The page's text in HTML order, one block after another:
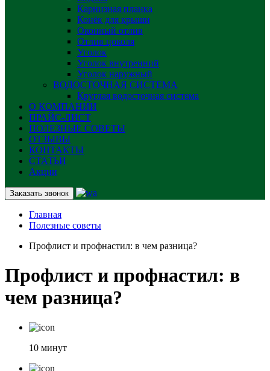
Карнизная планка
Конёк для крыши
Оконный отлив
Отлив цоколя
Уголок
Уголок внутренний
Уголок наружный
ВОДОСТОЧНАЯ СИСТЕМА
Круглая водосточная система
О КОМПАНИИ
ПРАЙС-ЛИСТ
ПОЛЕЗНЫЕ СОВЕТЫ
ОТЗЫВЫ
КОНТАКТЫ
СТАТЬИ
Акции
Заказать звонок
Главная
Полезные советы
Профлист и профнастил: в чем разница?
Профлист и профнастил: в
чем разница?
10 минут